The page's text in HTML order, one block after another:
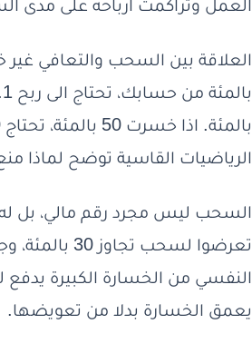
العمل وتراكمت ارباحه على مدى
الرياضيات القاسية توضح لماذا منع
السحب ليس مجرد رقم مالي، بل له
تعرضوا
النفسي من الخسارة الكبيرة يدفع
يعمق الخسارة بدلا من تعويضها.